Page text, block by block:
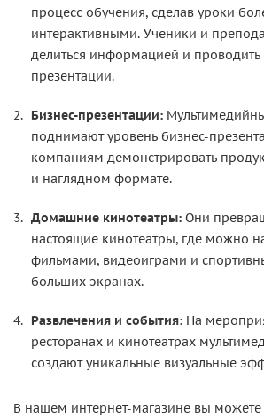
процесс обучения, сделав уроки
интерактивными. Ученики и
делиться информацией и проводить
презентации.
Бизнес-презентации:
поднимают уровень бизнес-
компаниям демонстрировать
и наглядном формате.
Домашние кинотеатры: Они
настоящие кинотеатры, где можно
фильмами, видеоиграми и
больших экранах.
Развлечения и события: На
ресторанах и кинотеатрах
создают уникальные визуальные
В нашем интернет-магазине вы